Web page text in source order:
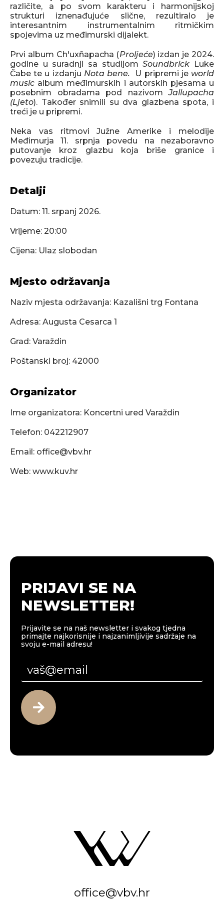
različite, a po svom karakteru i harmonijskoj
strukturi iznenađujuće slične, rezultiralo je
interesantnim instrumentalnim ritmičkim
spojevima uz međimurski dijalekt.
Prvi album Ch'uxñapacha (Proljeće) izdan je 2024.
godine u suradnji sa studijomSoundbrick Luke
Čabe te u izdanju Nota bene. U pripremi je world
music album međimurskih i autorskih pjesama u
posebnim obradama pod nazivomJallupacha
(Ljeto). Također snimili su dva glazbena spota, i
treći je u pripremi.
Neka vas ritmovi Južne Amerike i melodije
Međimurja 11. srpnja povedu na nezaboravno
putovanje kroz glazbu koja briše granice i
povezuju tradicije.
Detalji
Datum: 11. srpanj 2026.
Vrijeme: 20:00
Cijena: Ulaz slobodan
Mjesto održavanja
Naziv mjesta održavanja: Kazališni trg Fontana
Adresa: Augusta Cesarca 1
Grad: Varaždin
Poštanski broj: 42000
Organizator
Ime organizatora: Koncertni ured Varaždin
Telefon: 042212907
Email: office@vbv.hr
Web: www.kuv.hr
PRIJAVI SE NA
NEWSLETTER!
Prijavite se na naš newsletter i svakog tjedna
primajte najkorisnije i najzanimljivije sadržaje na
svoju e-mail adresu!
office@vbv.hr